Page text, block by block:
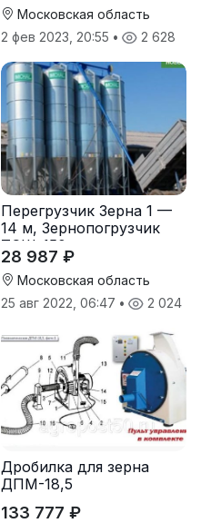
Московская область
2 фев 2023, 20:55 • 2 628
Перегрузчик Зерна 1 —
14 м, Зернопогрузчик
ТСШ-150
28 987 ₽
Московская область
25 авг 2022, 06:47 • 2 024
Дробилка для зерна
ДПМ-18,5
133 777 ₽